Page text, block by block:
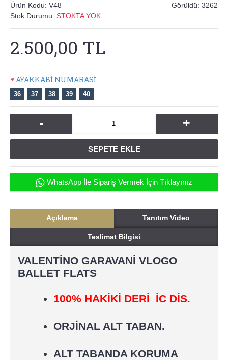
Görüldü: 3262
Ürün Kodu: V48
Stok Durumu: STOKTA YOK
2.500,00 TL
AYAKKABİ NUMARASİ
36 37 38 39 40
- +
SEPETE EKLE
WhatsApp İle Sipariş Vermek İçin Tıklayınız
Açıklama Tanıtım Video
Teslimat Bilgisi
VALENTİNO GARAVANİ VLOGO
BALLET FLATS
100% HAKİKİ DERİ İC DİS.
ORJİNAL ALT TABAN.
ALT TABANDA KORUMA